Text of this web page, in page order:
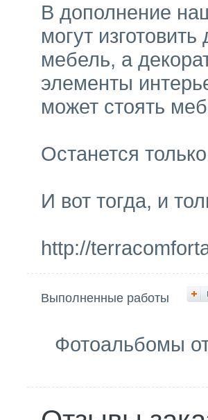
В дополнение
могут
мебель, а
элементы
может стоять
Останется
И вот тогда, и
http://
Выполненные работы
Фотоальбомы